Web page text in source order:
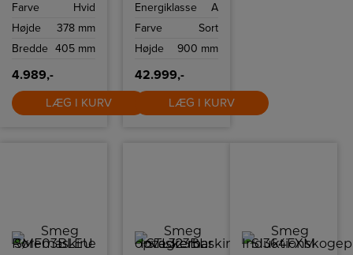
og
Farve
Hvid
Højde
378 mm
Bredde 405 mm
4.989,-
LÆG I KURV
med en
som øger
hurtigere
Energiklasse
A
Farve
Sort
Højde
900 mm
42.999,-
LÆG I KURV